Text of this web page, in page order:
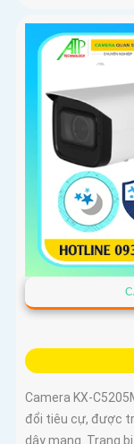
Camera KX-
đổi tiêu cự, được
dây mạng. Trang